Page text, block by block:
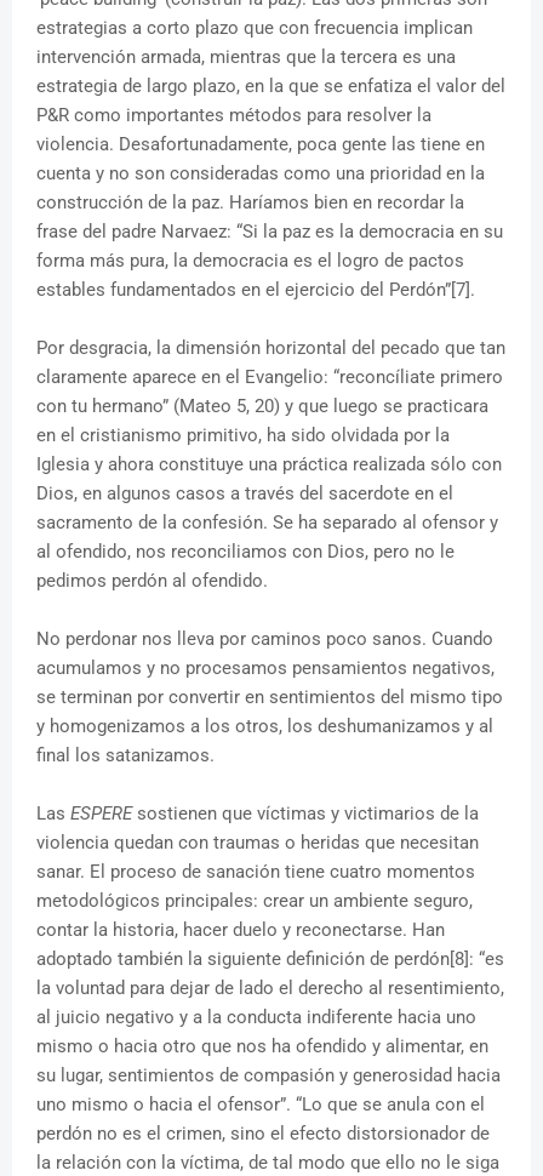
estrategias a corto plazo que con frecuencia implican
intervención armada, mientras que la tercera es una
estrategia de largo plazo, en la que se enfatiza el valor del
P&R como importantes métodos para resolver la
violencia. Desafortunadamente, poca gente las tiene en
cuenta y no son consideradas como una prioridad en la
construcción de la paz. Haríamos bien en recordar la
frase del padre Narvaez: “Si la paz es la democracia en su
forma más pura, la democracia es el logro de pactos
estables fundamentados en el ejercicio del Perdón”[7].
Por desgracia, la dimensión horizontal del pecado que tan
claramente aparece en el Evangelio: “reconcíliate primero
con tu hermano” (Mateo 5, 20) y que luego se practicara
en el cristianismo primitivo, ha sido olvidada por la
Iglesia y ahora constituye una práctica realizada sólo con
Dios, en algunos casos a través del sacerdote en el
sacramento de la confesión. Se ha separado al ofensor y
al ofendido, nos reconciliamos con Dios, pero no le
pedimos perdón al ofendido.
No perdonar nos lleva por caminos poco sanos. Cuando
acumulamos y no procesamos pensamientos negativos,
se terminan por convertir en sentimientos del mismo tipo
y homogenizamos a los otros, los deshumanizamos y al
final los satanizamos.
Las ESPEREsostienen que víctimas y victimarios de la
violencia quedan con traumas o heridas que necesitan
sanar. El proceso de sanación tiene cuatro momentos
metodológicos principales: crear un ambiente seguro,
contar la historia, hacer duelo y reconectarse. Han
adoptado también la siguiente definición de perdón[8]: “es
la voluntad para dejar de lado el derecho al resentimiento,
al juicio negativo y a la conducta indiferente hacia uno
mismo o hacia otro que nos ha ofendido y alimentar, en
su lugar, sentimientos de compasión y generosidad hacia
uno mismo o hacia el ofensor”. “Lo que se anula con el
perdón no es el crimen, sino el efecto distorsionador de
la relación con la víctima, de tal modo que ello no le siga